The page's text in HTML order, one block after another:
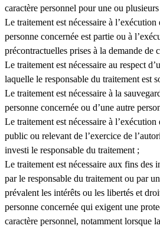
caractère personnel pour une ou
Le traitement est nécessaire à
personne concernée est partie ou à
précontractuelles prises à la demande de
Le traitement est nécessaire au respect
laquelle le responsable du traitement est
Le traitement est nécessaire à la
personne concernée ou d’une autre
Le traitement est nécessaire à l’exécution
public ou relevant de l’exercice de
investi le responsable du traitement ;
Le traitement est nécessaire aux fins des
par le responsable du traitement ou par
prévalent les intérêts ou les libertés et
personne concernée qui exigent une
caractère personnel, notamment lorsque